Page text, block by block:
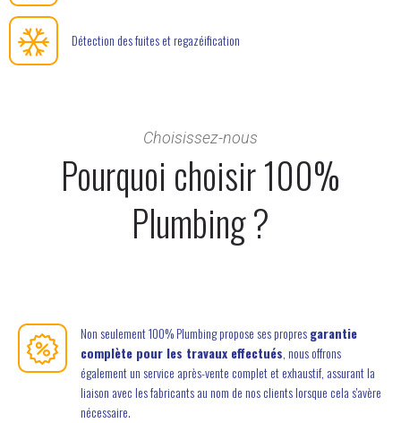
Détection des fuites et regazéification
Choisissez-nous
Pourquoi choisir 100%
Plumbing ?
Non seulement 100% Plumbing propose ses propresgarantie
complète pour les travaux effectués, nous offrons
également un service après-vente complet et exhaustif, assurant la
liaison avec les fabricants au nom de nos clients lorsque cela s'avère
nécessaire.